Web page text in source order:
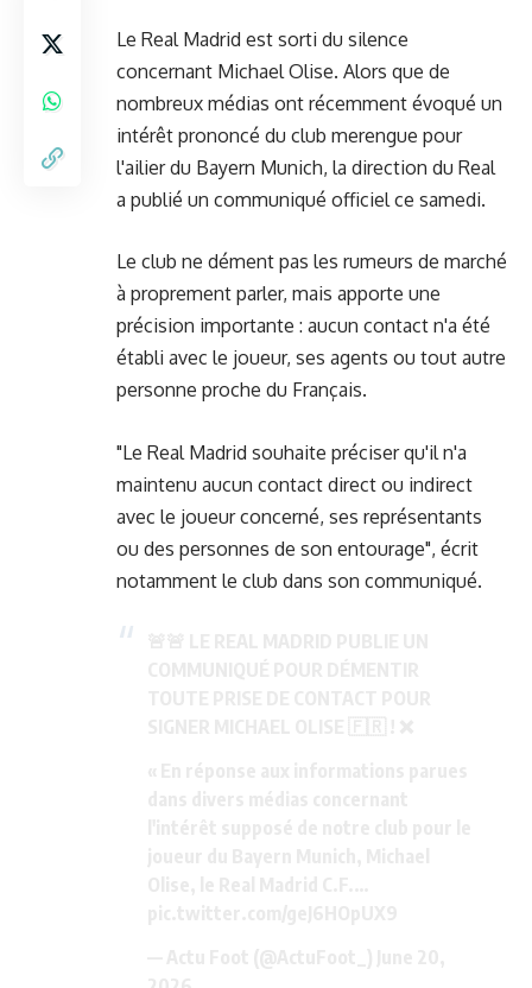
Le Real Madrid est sorti du silence
concernant Michael Olise. Alors que de
nombreux médias ont récemment évoqué un
intérêt prononcé du club merengue pour
l'ailier du Bayern Munich, la direction du Real
a publié un communiqué officiel ce samedi.
Le club ne dément pas les rumeurs de marché
à proprement parler, mais apporte une
précision importante : aucun contact n'a été
établi avec le joueur, ses agents ou tout autre
personne proche du Français.
"Le Real Madrid souhaite préciser qu'il n'a
maintenu aucun contact direct ou indirect
avec le joueur concerné, ses représentants
ou des personnes de son entourage", écrit
notamment le club dans son communiqué.